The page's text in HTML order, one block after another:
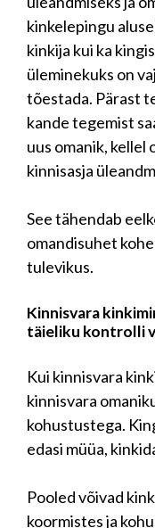
kinkelepingu
kinkija kui ka
üleminekuks on
tõestada. Pärast
kande tegemist
uus omanik, kellel
kinnisasja
See tähendab
omandisuhet
tulevikus.
Kinnisvara
täieliku kontrolli
Kui kinnisvara
kinnisvara
kohustustega.
edasi müüa,
Pooled võivad
koormistes ja